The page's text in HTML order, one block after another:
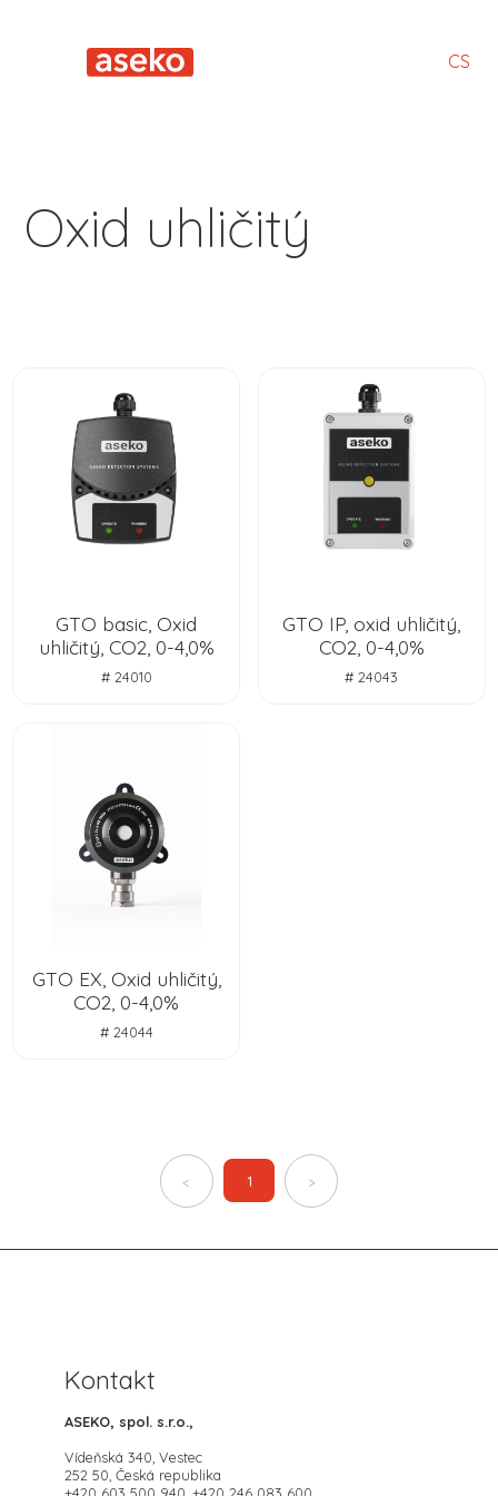
CS
Oxid uhličitý
GTO basic, Oxid
uhličitý, CO2, 0-4,0%
# 24010
GTO IP, oxid uhličitý,
CO2, 0-4,0%
# 24043
GTO EX, Oxid uhličitý,
CO2, 0-4,0%
# 24044
< 1 >
Kontakt
ASEKO, spol. s.r.o.,
Vídeňská 340, Vestec
252 50, Česká republika
+420 603 500 940, +420 246 083 600